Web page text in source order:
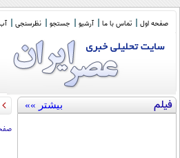
صفحه اول تماس با ما آرشیو جستجو نظرسنجی
فیلم بیشتر »»